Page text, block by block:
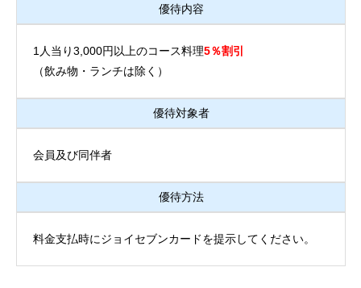
優待内容
1人当り3,000円以上のコース料理5％割引
（飲み物・ランチは除く）
優待対象者
会員及び同伴者
優待方法
料金支払時にジョイセブンカードを提示してください。